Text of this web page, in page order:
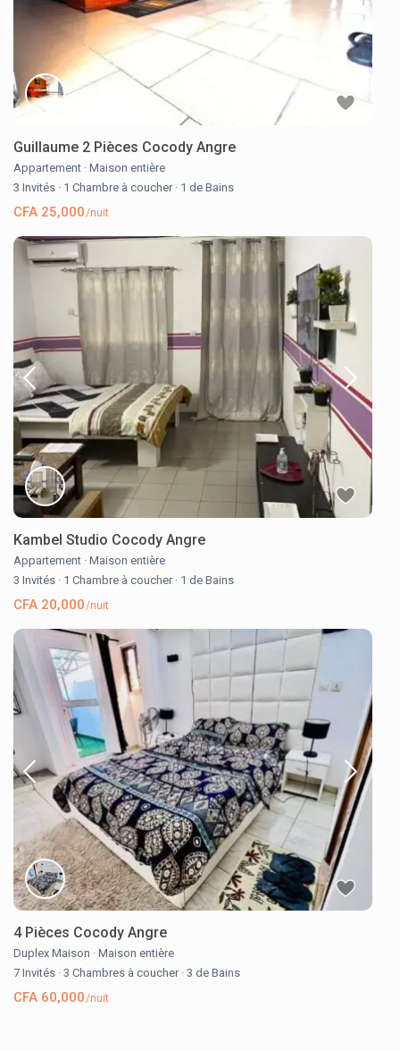
Guillaume 2 Pièces Cocody Angre
Appartement · Maison entière
3 Invités · 1 Chambre à coucher · 1 de Bains
CFA 25,000/nuit
Kambel Studio Cocody Angre
Appartement · Maison entière
3 Invités · 1 Chambre à coucher · 1 de Bains
CFA 20,000/nuit
4 Pièces Cocody Angre
Duplex Maison · Maison entière
7 Invités · 3 Chambres à coucher · 3 de Bains
CFA 60,000/nuit